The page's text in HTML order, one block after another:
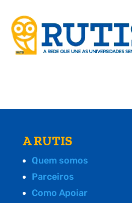
A RUTIS
Quem somos
Parceiros
Como Apoiar